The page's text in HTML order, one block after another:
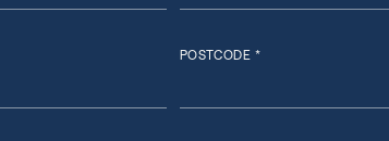
POSTCODE *